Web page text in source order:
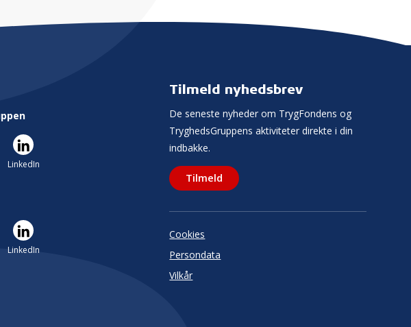
Tilmeld nyhedsbrev
De seneste nyheder om TrygFondens og
TryghedsGruppens aktiviteter direkte i din
indbakke.
Tilmeld
Cookies
Persondata
Vilkår
LinkedIn
LinkedIn